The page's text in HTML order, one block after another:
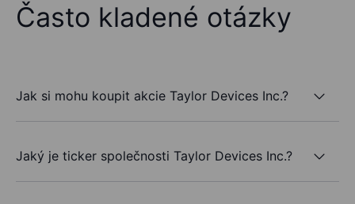
Často kladené otázky
Jak si mohu koupit akcie Taylor Devices Inc.?
Jaký je ticker společnosti Taylor Devices Inc.?